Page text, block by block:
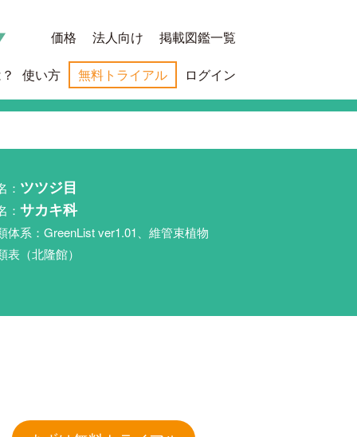
価格 法人向け 掲載図鑑一覧
使い方 無料トライアル ログイン
： ツツジ目
：サカキ科
体系：GreenList ver1.01、維管束植物
表（北隆館）